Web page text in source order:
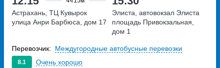
Астрахань, ТЦ Кувырок
улица Анри Барбюса, дом 17
Элиста, автовокзал Элиста
площадь Привокзальная,
дом 1
8.1 Очень хорошо
Перевозчик: Междугородные автобусные перевозки